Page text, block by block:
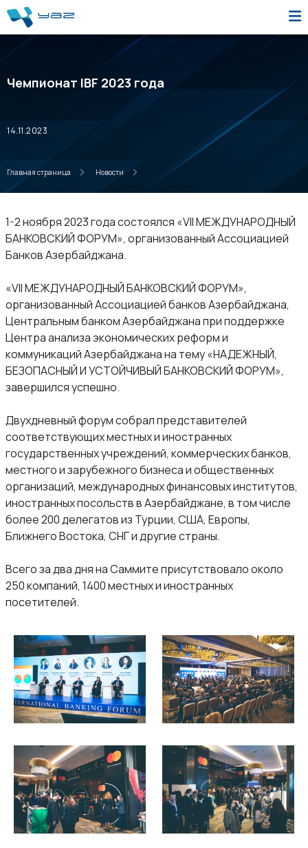
Чемпионат IBF 2023 года
14.11.2023
Главная страница Новости
1-2 ноября 2023 года состоялся «VII МЕЖДУНАРОДНЫЙ
БАНКОВСКИЙ ФОРУМ», организованный Ассоциацией
Банков Азербайджана.
«VII МЕЖДУНАРОДНЫЙ БАНКОВСКИЙ ФОРУМ»,
организованный Ассоциацией банков Азербайджана,
Центральным банком Азербайджана при поддержке
Центра анализа экономических реформ и
коммуникаций Азербайджана на тему «НАДЕЖНЫЙ,
БЕЗОПАСНЫЙ И УСТОЙЧИВЫЙ БАНКОВСКИЙ ФОРУМ»,
завершился успешно.
Двухдневный форум собрал представителей
соответствующих местных и иностранных
государственных учреждений, коммерческих банков,
местного и зарубежного бизнеса и общественных
организаций, международных финансовых институтов,
иностранных посольств в Азербайджане, в том числе
более 200 делегатов из Турции, США, Европы,
Ближнего Востока, СНГ и другие страны.
Всего за два дня на Саммите присутствовало около
250 компаний, 1400 местных и иностранных
посетителей.